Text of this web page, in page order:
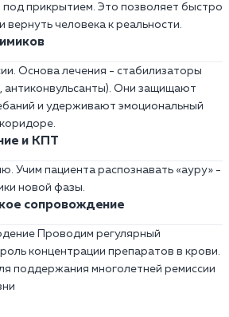
под прикрытием. Это позволяет быстро
вернуть человека к реальности.
Основа лечения - стабилизаторы
антиконвульсанты). Они защищают
и удерживают эмоциональный
и КПТ
Учим пациента распознавать «ауру» -
новой фазы.
сопровождение
Проводим регулярный
концентрации препаратов в крови.
поддержания многолетней ремиссии